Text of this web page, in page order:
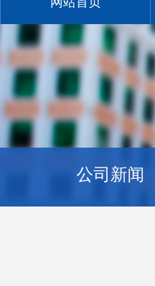
公司新闻